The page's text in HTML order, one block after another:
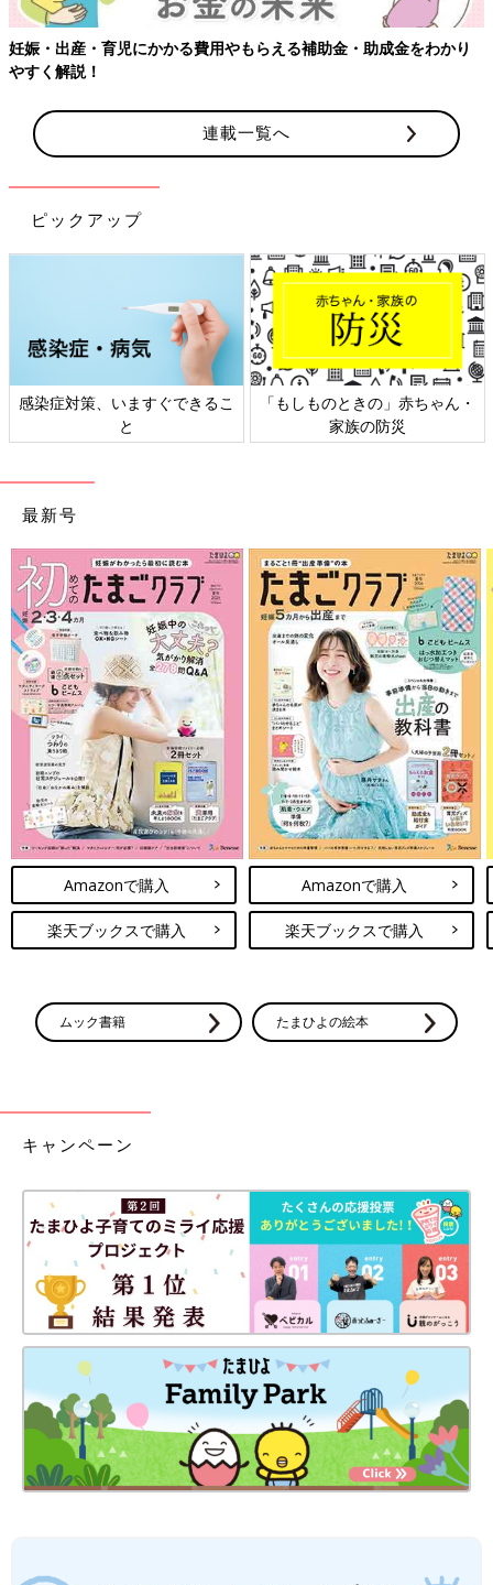
わかり
連載一覧へ
ピックアップ
ちゃん・
日本外来小児科学会リーフレッ
六星占術 細木かおり
最新号
Amazonで購入
楽天ブックスで購入
Amazonで購入
楽天ブックスで購入
ムック書籍 たまひよの絵本
キャンペーン